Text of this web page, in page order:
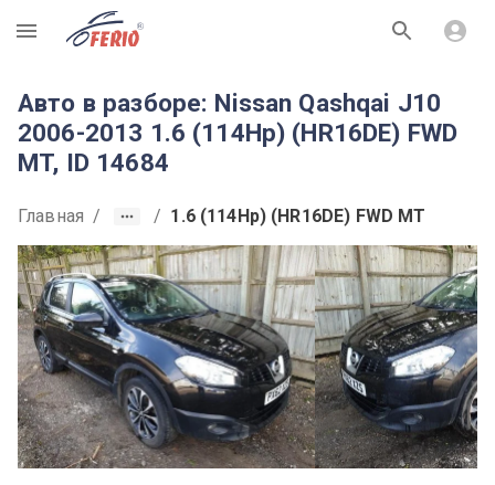
R
Авто в разборе: Nissan Qashqai J10
2006-2013 1.6 (114Hp) (HR16DE) FWD
MT, ID 14684
Главная / / 1.6 (114Hp) (HR16DE) FWD MT